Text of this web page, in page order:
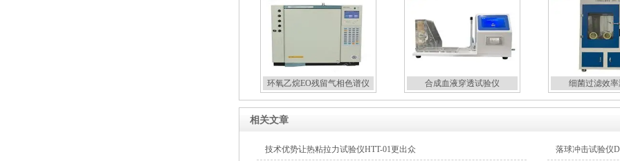
环氧乙烷EO残留气相色谱仪 合成血液穿透试验仪 细菌过滤效
相关文章
技术优势让热粘拉力试验仪HTT-01更出众 落球冲击试验仪